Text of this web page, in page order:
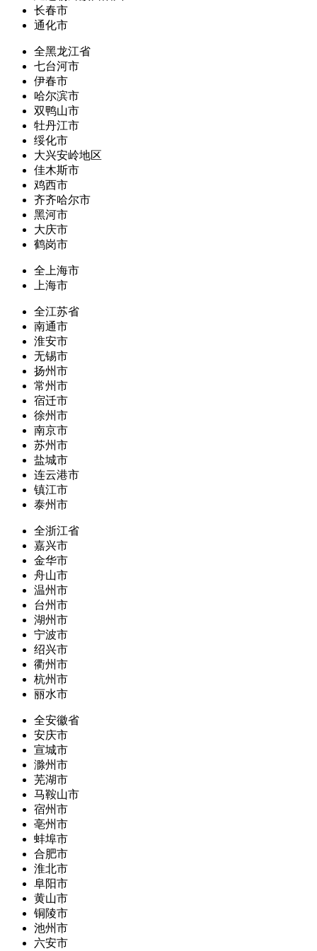
长春市
通化市
全黑龙江省
七台河市
伊春市
哈尔滨市
双鸭山市
牡丹江市
绥化市
大兴安岭地区
佳木斯市
鸡西市
齐齐哈尔市
黑河市
大庆市
鹤岗市
全上海市
上海市
全江苏省
南通市
淮安市
无锡市
扬州市
常州市
宿迁市
徐州市
南京市
苏州市
盐城市
连云港市
镇江市
泰州市
全浙江省
嘉兴市
金华市
舟山市
温州市
台州市
湖州市
宁波市
绍兴市
衢州市
杭州市
丽水市
全安徽省
安庆市
宣城市
滁州市
芜湖市
马鞍山市
宿州市
亳州市
蚌埠市
合肥市
淮北市
阜阳市
黄山市
铜陵市
池州市
六安市